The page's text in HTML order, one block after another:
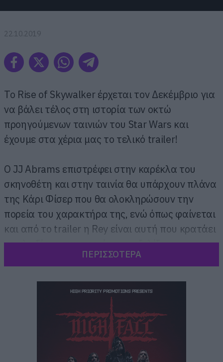
22.10.2019
Το Rise of Skywalker έρχεται τον Δεκέμβριο για
να βάλει τέλος στη ιστορία των οκτώ
προηγούμενων ταινιών του Star Wars και
έχουμε στα χέρια μας το τελικό trailer!
O JJ Abrams επιστρέφει στην καρέκλα του
σκηνοθέτη και στην ταινία θα υπάρχουν πλάνα
της Κάρι Φίσερ που θα ολοκληρώσουν την
πορεία του χαρακτήρα της, ενώ όπως φαίνεται
και από το trailer η Rey είναι αυτή που κρατάει
το κλειδί για την πορεία των εξελίξεων.
ΠΕΡΙΣΣΟΤΕΡΑ